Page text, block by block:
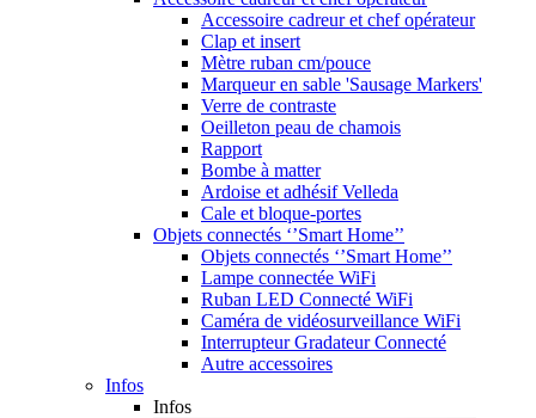
Accessoire cadreur et chef opérateur
Clap et insert
Mètre ruban cm/pouce
Marqueur en sable 'Sausage Markers'
Verre de contraste
Oeilleton peau de chamois
Rapport
Bombe à matter
Ardoise et adhésif Velleda
Cale et bloque-portes
Objets connectés ‘’Smart Home’’
Objets connectés ‘’Smart Home’’
Lampe connectée WiFi
Ruban LED Connecté WiFi
Caméra de vidéosurveillance WiFi
Interrupteur Gradateur Connecté
Autre accessoires
Infos
Infos